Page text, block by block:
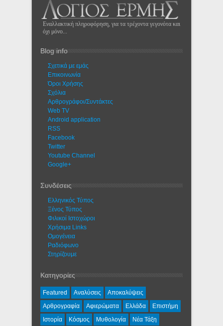
Εναλλακτική πληροφόρηση, για τα τρέχοντα γεγονότα και
όχι μόνο...
Blog info
Σχετικά με εμάς
Eπικοινωνία
Όροι Χρήσης
Σχόλια
Αρθρογράφοι/Συντάκτες
Web TV
Android application
RSS
Facebook
Twitter
Youtube Channel
Google+
Συνδέσεις
Ελληνικός Τύπος
Ξένος Τύπος
Φιλικοί Ιστοχώροι
Χρήσιμα Links
Ομογένεια
Ραδιόφωνο
Στηρίζουμε
Κατηγορίες
Featured Αναλύσεις
Αποκαλύψεις
Αρθρογραφία
Αφιερώματα Ελλάδα
Επιστήμη
Ιστορία
Κόσμος Μυθολογία Νέα Τάξη